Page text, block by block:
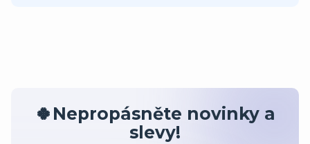
🍀Nepropásněte novinky a
slevy!